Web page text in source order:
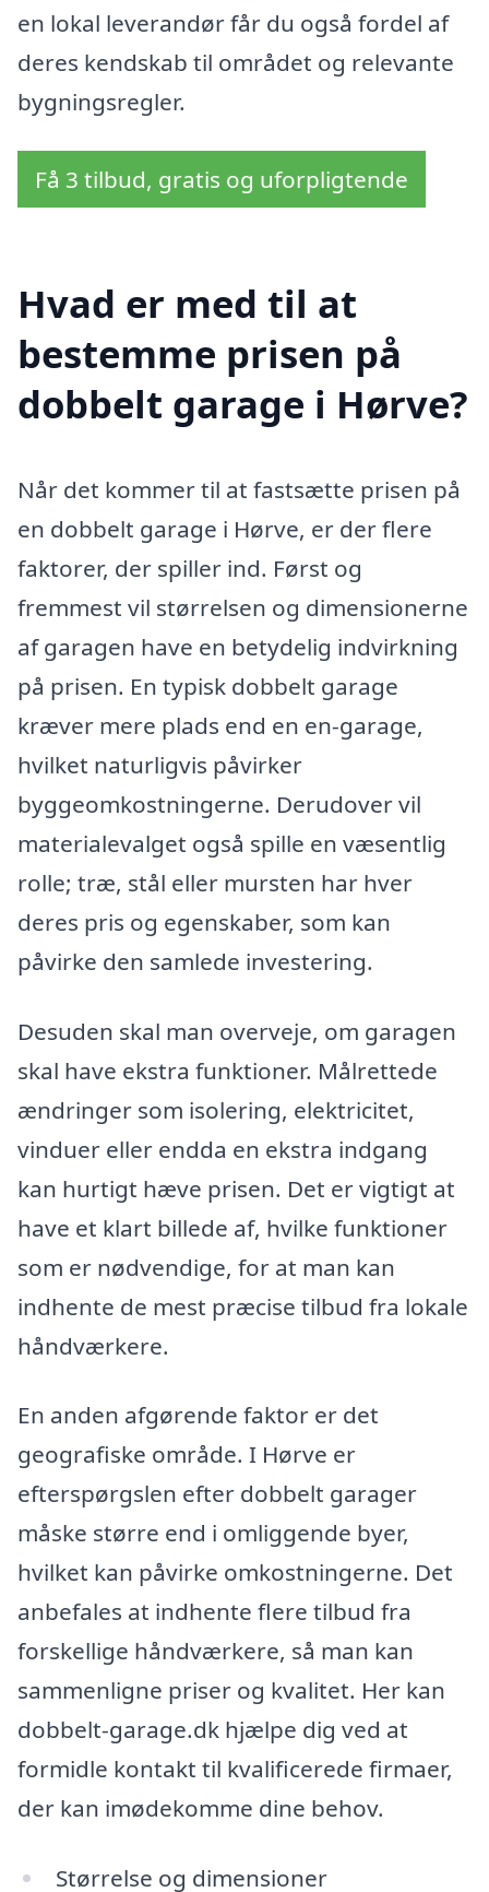
en lokal leverandør får du også fordel af
deres kendskab til området og relevante
bygningsregler.
Få 3 tilbud, gratis og uforpligtende
Hvad er med til at
bestemme prisen på
dobbelt garage i Hørve?
Når det kommer til at fastsætte prisen på
en dobbelt garage i Hørve, er der flere
faktorer, der spiller ind. Først og
fremmest vil størrelsen og dimensionerne
af garagen have en betydelig indvirkning
på prisen. En typisk dobbelt garage
kræver mere plads end en en-garage,
hvilket naturligvis påvirker
byggeomkostningerne. Derudover vil
materialevalget også spille en væsentlig
rolle; træ, stål eller mursten har hver
deres pris og egenskaber, som kan
påvirke den samlede investering.
Desuden skal man overveje, om garagen
skal have ekstra funktioner. Målrettede
ændringer som isolering, elektricitet,
vinduer eller endda en ekstra indgang
kan hurtigt hæve prisen. Det er vigtigt at
have et klart billede af, hvilke funktioner
som er nødvendige, for at man kan
indhente de mest præcise tilbud fra lokale
håndværkere.
En anden afgørende faktor er det
geografiske område. I Hørve er
efterspørgslen efter dobbelt garager
måske større end i omliggende byer,
hvilket kan påvirke omkostningerne. Det
anbefales at indhente flere tilbud fra
forskellige håndværkere, så man kan
sammenligne priser og kvalitet. Her kan
dobbelt-garage.dk hjælpe dig ved at
formidle kontakt til kvalificerede firmaer,
der kan imødekomme dine behov.
Størrelse og dimensioner